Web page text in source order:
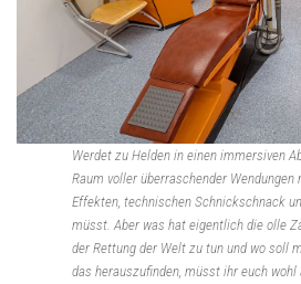
Werdet zu Helden in einen immersiven
Raum voller überraschender
Effekten, technischen Schnickschnack
müsst. Aber was hat eigentlich die olle
der Rettung der Welt zu tun und wo soll
das herauszufinden, müsst ihr euch wohl